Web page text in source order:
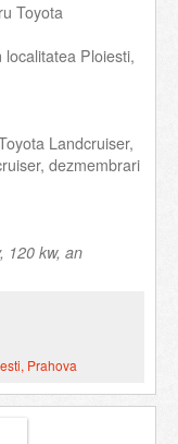
Toyota
Ploiesti,
Landcruiser,
dezmembrari
120 kw, an
Prahova